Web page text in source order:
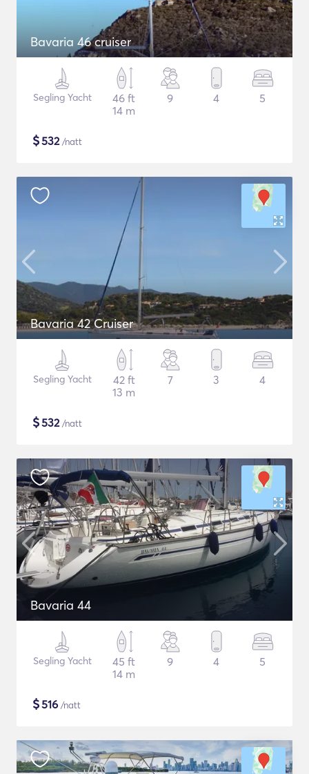
Bavaria 46 cruiser
Segling Yacht
46 ft
14 m
9 4 5
$532/natt
Bavaria 42 Cruiser
Segling Yacht
42 ft
13 m
7 3 4
$532/natt
Bavaria 44
Segling Yacht
45 ft
14 m
9 4 5
$516 /natt